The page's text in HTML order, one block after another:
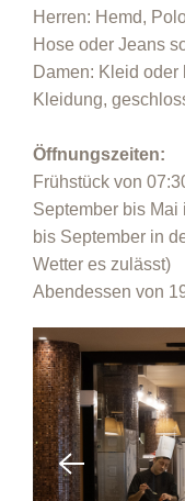
Herren: Hemd,
Hose oder Jeans
Damen: Kleid oder
Kleidung,
Öffnungszeiten:
Frühstück von
September bis Mai
bis September in
Wetter es zulässt)
Abendessen von